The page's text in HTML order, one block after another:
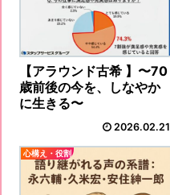
【アラウンド古希 】〜70
歳前後の今を、しなやか
に生きる〜
2026.02.21
心構え・役割